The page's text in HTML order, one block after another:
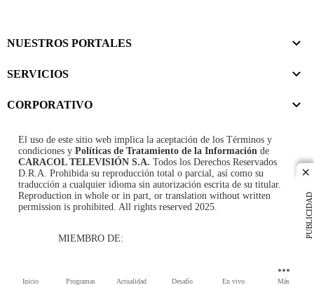
Inicio Programas Actualidad Desafío En vivo Más
PUBLICIDAD
NUESTROS PORTALES
SERVICIOS
CORPORATIVO
El uso de este sitio web implica la aceptación de los Términos y
condiciones y Políticas de Tratamiento de la Información de
CARACOL TELEVISIÓN S.A. Todos los Derechos Reservados
D.R.A. Prohibida su reproducción total o parcial, así como su
traducción a cualquier idioma sin autorización escrita de su titular.
Reproduction in whole or in part, or translation without written
permission is prohibited. All rights reserved 2025.
MIEMBRO DE: